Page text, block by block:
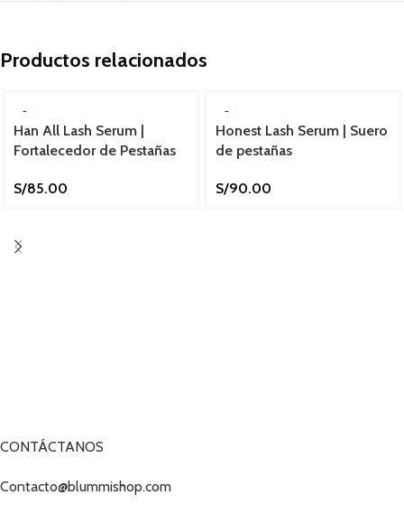
Productos relacionados
Han All Lash Serum |
Fortalecedor de Pestañas
S/85.00
Honest Lash Serum | Suero
de pestañas
S/90.00
CONTÁCTANOS
Contacto@blummishop.com